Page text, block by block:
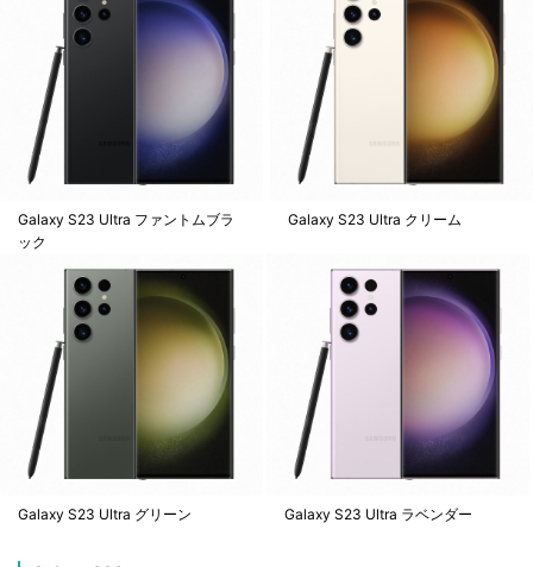
Galaxy S23 Ultra ファントムブラ
ック
Galaxy S23 Ultra クリーム
Galaxy S23 Ultra グリーン Galaxy S23 Ultra ラベンダー